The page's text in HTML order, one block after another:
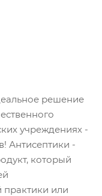
решение
учреждениях -
Антисептики -
который
или